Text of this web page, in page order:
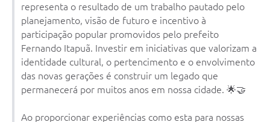
representa o resultado de um trabalho pautado pelo
planejamento, visão de futuro e incentivo à
participação popular promovidos pelo prefeito
Fernando Itapuã. Investir em iniciativas que valorizam a
identidade cultural, o pertencimento e o envolvimento
das novas gerações é construir um legado que
permanecerá por muitos anos em nossa cidade. 🌟🤝
Ao proporcionar experiências como esta para nossas